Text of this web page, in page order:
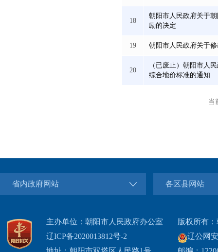
18
朝阳市人民政府关于
励的决定
19 朝阳市人民政府关于
20
（已废止）朝阳市人
综合地价标准的通知
当
省内政府网站 各区县网站
主办单位：朝阳市人民政府办公室
辽ICP备2020013812号-2
版权所有
辽公网